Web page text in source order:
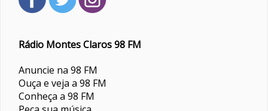
Rádio Montes Claros 98 FM
Anuncie na 98 FM
Ouça e veja a 98 FM
Conheça a 98 FM